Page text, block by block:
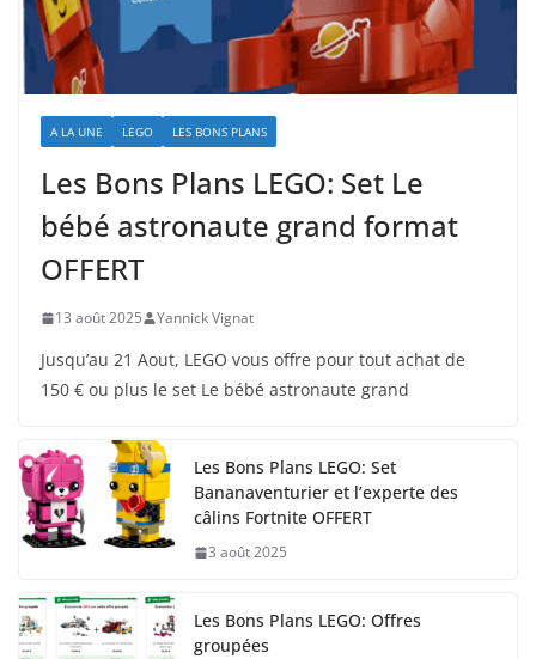
A LA UNE LEGO LES BONS PLANS
Les Bons Plans LEGO: Set Le
bébé astronaute grand format
OFFERT
13 août 2025 Yannick Vignat
Jusqu’au 21 Aout, LEGO vous offre pour tout achat de
150 € ou plus le set Le bébé astronaute grand
Les Bons Plans LEGO: Set
Bananaventurier et l’experte des
câlins Fortnite OFFERT
3 août 2025
Les Bons Plans LEGO: Offres
groupées